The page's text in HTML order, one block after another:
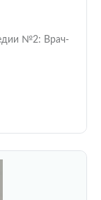
№2: Врач-